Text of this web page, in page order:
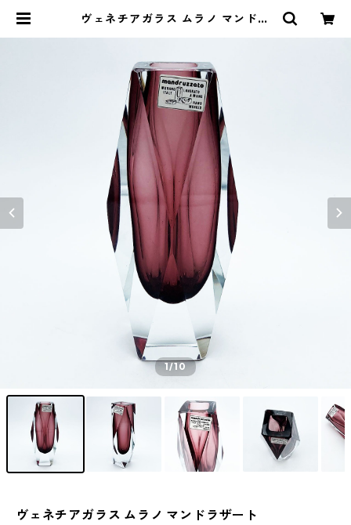
ヴェネチアガラス ムラノ マンドラ
1/10
ヴェネチアガラス ムラノ マンドラザート